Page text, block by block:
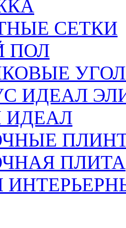
СЕТКИ
ПОЛ
ИДЕАЛ
ИДЕАЛ
ПЛИТА